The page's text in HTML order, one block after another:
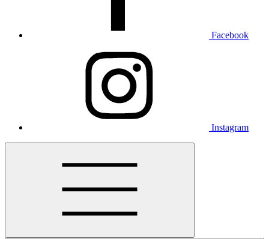
Facebook
Instagram